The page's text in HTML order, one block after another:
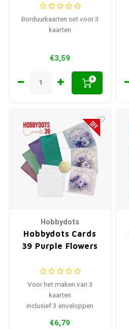
Happy Blue Birds
Borduurkaarten set voor 3
kaarten
€3,59
+
Hobbydots
Hobbydots Cards
39 Purple Flowers
Voor het maken van 3
kaarten
inclusief 3 enveloppen
€6,79